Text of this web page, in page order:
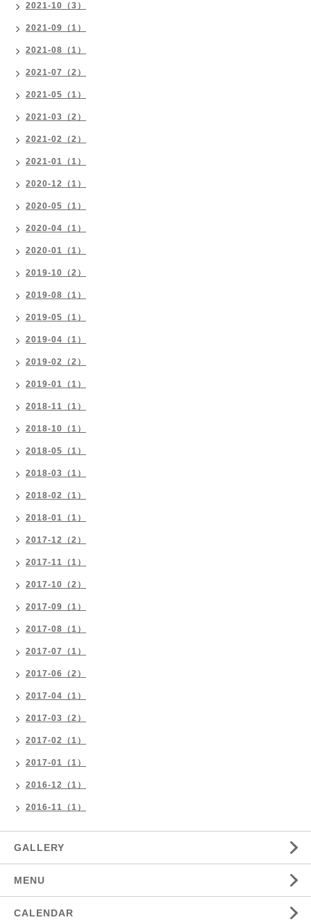
2021-10（3）
2021-09（1）
2021-08（1）
2021-07（2）
2021-05（1）
2021-03（2）
2021-02（2）
2021-01（1）
2020-12（1）
2020-05（1）
2020-04（1）
2020-01（1）
2019-10（2）
2019-08（1）
2019-05（1）
2019-04（1）
2019-02（2）
2019-01（1）
2018-11（1）
2018-10（1）
2018-05（1）
2018-03（1）
2018-02（1）
2018-01（1）
2017-12（2）
2017-11（1）
2017-10（2）
2017-09（1）
2017-08（1）
2017-07（1）
2017-06（2）
2017-04（1）
2017-03（2）
2017-02（1）
2017-01（1）
2016-12（1）
2016-11（1）
GALLERY
MENU
CALENDAR